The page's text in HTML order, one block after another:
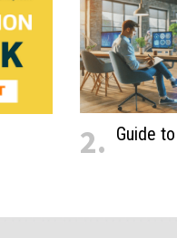
2. Guide